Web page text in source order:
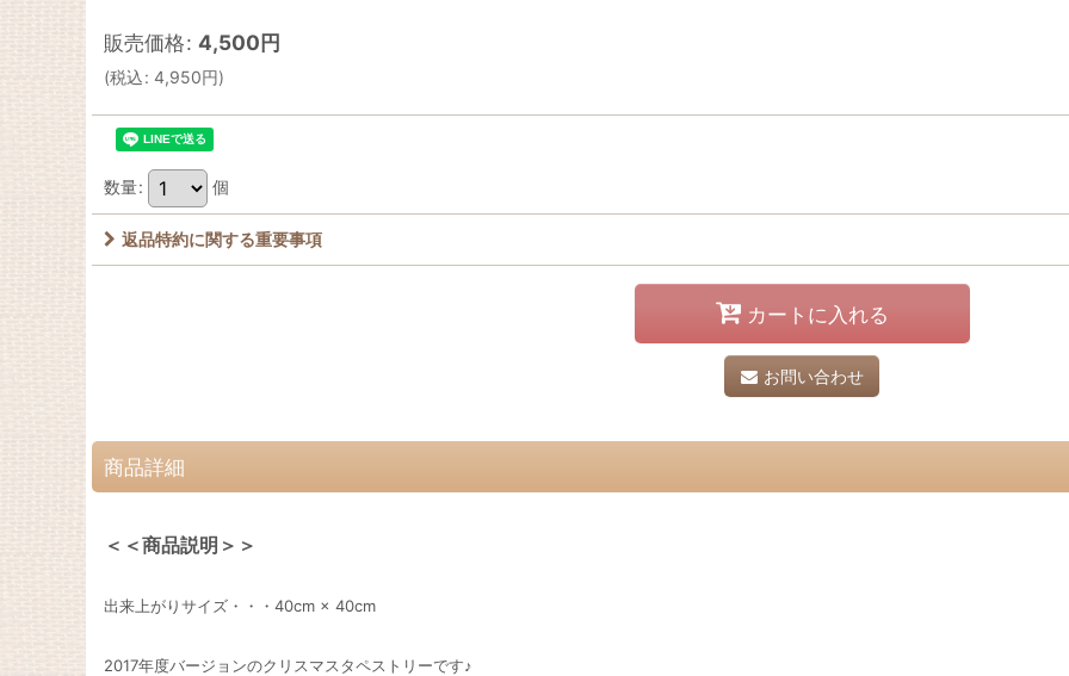
販売価格: 4,500円
(税込: 4,950円)
数量: 個
返品特約に関する重要事項
カートに入れる
お問い合わせ
商品詳細
＜＜商品説明＞＞
出来上がりサイズ・・・40cm × 40cm
2017年度バージョンのクリスマスタペストリーです♪